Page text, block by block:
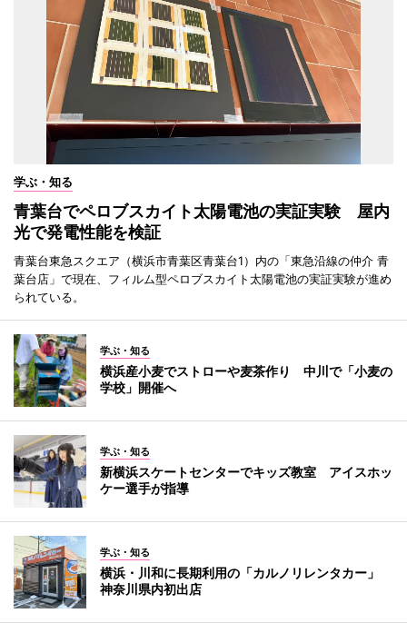
学ぶ・知る
青葉台でペロブスカイト太陽電池の実証実験 屋内
光で発電性能を検証
青葉台東急スクエア（横浜市青葉区青葉台1）内の「東急沿線の仲介 青
葉台店」で現在、フィルム型ペロブスカイト太陽電池の実証実験が進め
られている。
学ぶ・知る
横浜産小麦でストローや麦茶作り 中川で「小麦の
学校」開催へ
学ぶ・知る
新横浜スケートセンターでキッズ教室 アイスホッ
ケー選手が指導
学ぶ・知る
横浜・川和に長期利用の「カルノリレンタカー」
神奈川県内初出店